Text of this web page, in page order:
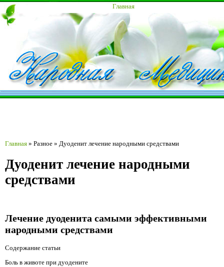
Главная
Главная » Разное » Дуоденит лечение народными средствами
Дуоденит лечение народными
средствами
Лечение дуоденита самыми эффективными
народными средствами
Содержание статьи
Боль в животе при дуодените